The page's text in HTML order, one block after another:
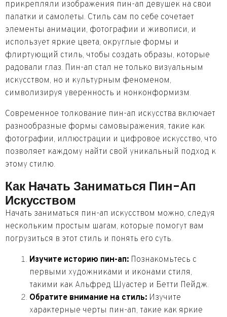
прикрепляли изображения пин-ап девушек на свои
палатки и самолеты. Стиль сам по себе сочетает
элементы анимации, фотографии и живописи, и
использует яркие цвета, округлые формы и
флиртующий стиль, чтобы создать образы, которые
радовали глаз. Пин-ап стал не только визуальным
искусством, но и культурным феноменом,
символизируя уверенность и нонконформизм.
Современное толкование пин-ап искусства включает
разнообразные формы самовыражения, такие как
фотографии, иллюстрации и цифровое искусство, что
позволяет каждому найти свой уникальный подход к
этому стилю.
Как Начать Заниматься Пин-Ап
Искусством
Начать заниматься пин-ап искусством можно, следуя
нескольким простым шагам, которые помогут вам
погрузиться в этот стиль и понять его суть.
Изучите историю пин-ап: Познакомьтесь с
первыми художниками и иконами стиля,
такими как Альфред Шуастер и Бетти Пейдж.
Обратите внимание на стиль: Изучите
характерные черты пин-ап, такие как яркие